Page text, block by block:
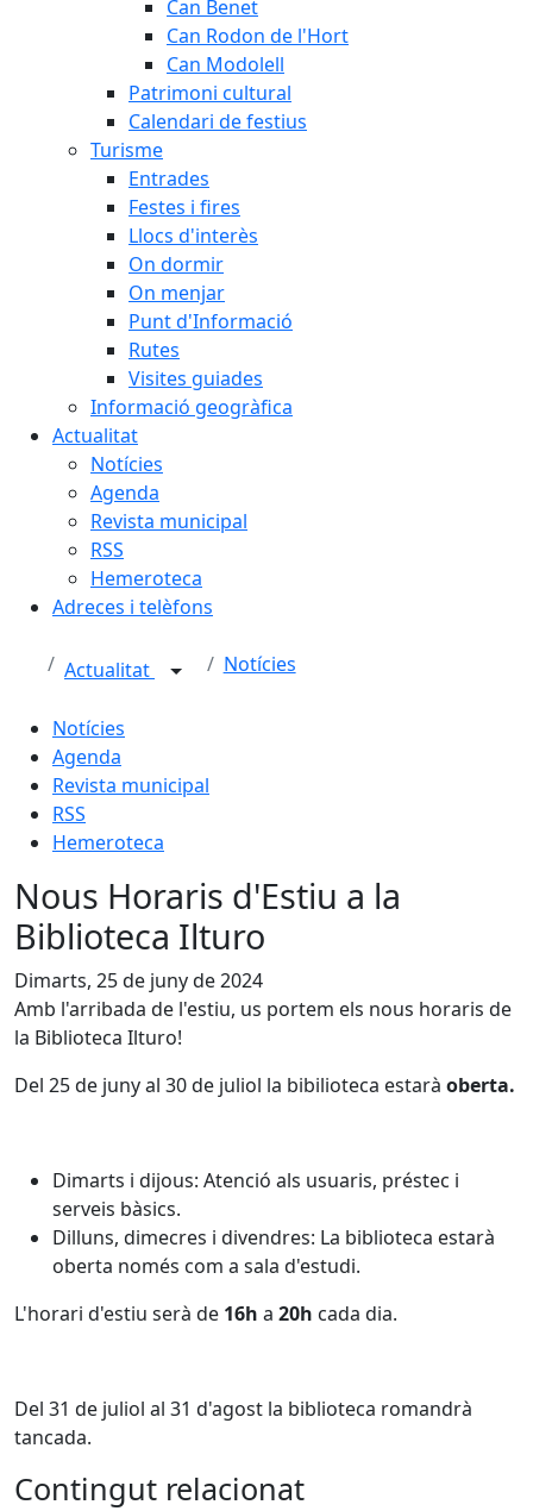
Can Benet
Can Rodon de l'Hort
Can Modolell
Patrimoni cultural
Calendari de festius
Turisme
Entrades
Festes i fires
Llocs d'interès
On dormir
On menjar
Punt d'Informació
Rutes
Visites guiades
Informació geogràfica
Actualitat
Notícies
Agenda
Revista municipal
RSS
Hemeroteca
Adreces i telèfons
Actualitat Notícies
Notícies
Agenda
Revista municipal
RSS
Hemeroteca
Nous Horaris d'Estiu a la
Biblioteca Ilturo
Dimarts, 25 de juny de 2024
Amb l'arribada de l'estiu, us portem els nous horaris de
la Biblioteca Ilturo!
Del 25 de juny al 30 de juliol la bibilioteca estarà oberta.
Dimarts i dijous: Atenció als usuaris, préstec i
serveis bàsics.
Dilluns, dimecres i divendres: La biblioteca estarà
oberta només com a sala d'estudi.
L'horari d'estiu serà de 16h a 20h cada dia.
Del 31 de juliol al 31 d'agost la biblioteca romandrà
tancada.
Contingut relacionat